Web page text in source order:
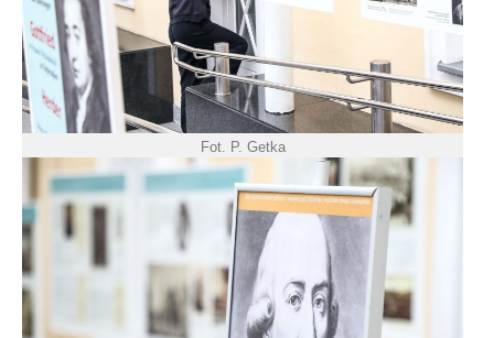
Fot. P. Getka